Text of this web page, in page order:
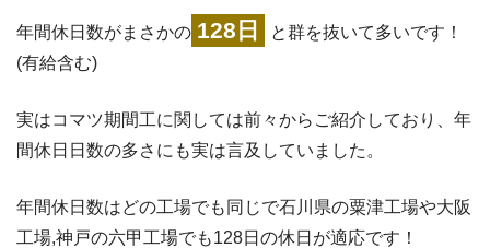
年間休日数がまさかの 128日
と群を抜いて多いです！
(有給含む)
実はコマツ期間工に関しては前々からご紹介しており、年
間休日日数の多さにも実は言及していました。
年間休日数はどの工場でも同じで石川県の粟津工場や大阪
工場,神戸の六甲工場でも128日の休日が適応です！